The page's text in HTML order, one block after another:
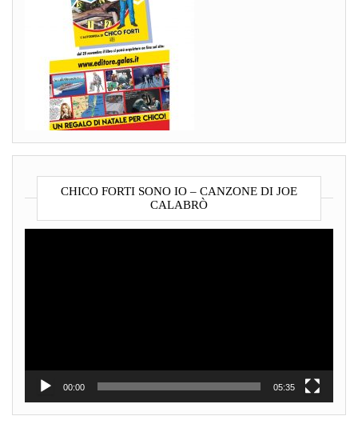
CHICO FORTI SONO IO – CANZONE DI JOE
CALABRÒ
00:00 05:35